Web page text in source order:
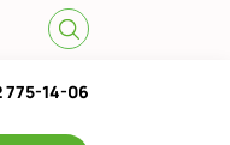
775-14-06